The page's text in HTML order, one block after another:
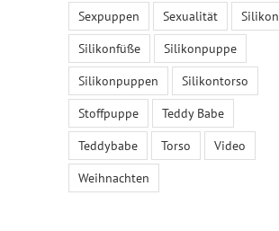
Sexpuppen
Sexualität
Silikon
Silikonfüße
Silikonpuppe
Silikonpuppen
Silikontorso
Stoffpuppe
Teddy Babe
Teddybabe
Torso
Video
Weihnachten